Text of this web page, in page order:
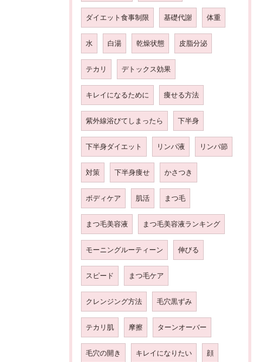
ダイエット食事制限 基礎代謝 体重
水 白湯 乾燥状態 皮脂分泌
テカリ デトックス効果
キレイになるために 痩せる方法
紫外線浴びてしまったら 下半身
下半身ダイエット リンパ液 リンパ節
対策 下半身痩せ かさつき
ボディケア 肌活 まつ毛
まつ毛美容液 まつ毛美容液ランキング
モーニングルーティーン 伸びる
スピード まつ毛ケア
クレンジング方法 毛穴黒ずみ
テカリ肌 摩擦 ターンオーバー
毛穴の開き キレイになりたい 顔